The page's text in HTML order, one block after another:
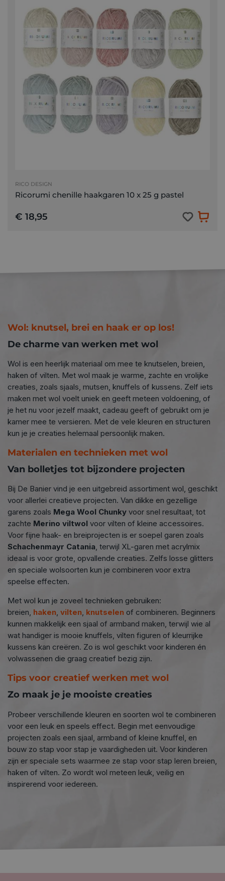
RICO DESIGN
Ricorumi chenille haakgaren 10 x 25 g pastel
€ 18,95
Wol: knutsel, brei en haak er op los!
De charme van werken met wol
Wol is een heerlijk materiaal om mee te knutselen, breien,
haken of vilten. Met wol maak je warme, zachte en vrolijke
creaties, zoals sjaals, mutsen, knuffels of kussens. Zelf iets
maken met wol voelt uniek en geeft meteen voldoening, of
je het nu voor jezelf maakt, cadeau geeft of gebruikt om je
kamer mee te versieren. Met de vele kleuren en structuren
kun je je creaties helemaal persoonlijk maken.
Materialen en technieken met wol
Van bolletjes tot bijzondere projecten
Bij De Banier vind je een uitgebreid assortiment wol, geschikt
voor allerlei creatieve projecten. Van dikke en gezellige
garens zoals Mega Wool Chunky voor snel resultaat, tot
zachte Merino viltwol voor vilten of kleine accessoires.
Voor fijne haak- en breiprojecten is er soepel garen zoals
Schachenmayr Catania, terwijl XL-garen met acrylmix
ideaal is voor grote, opvallende creaties. Zelfs losse glitters
en speciale wolsoorten kun je combineren voor extra
speelse effecten.
Met wol kun je zoveel technieken gebruiken:
breien, haken, vilten, knutselen of combineren. Beginners
kunnen makkelijk een sjaal of armband maken, terwijl wie al
wat handiger is mooie knuffels, vilten figuren of kleurrijke
kussens kan creëren. Zo is wol geschikt voor kinderen én
volwassenen die graag creatief bezig zijn.
Tips voor creatief werken met wol
Zo maak je je mooiste creaties
Probeer verschillende kleuren en soorten wol te combineren
voor een leuk en speels effect. Begin met eenvoudige
projecten zoals een sjaal, armband of kleine knuffel, en
bouw zo stap voor stap je vaardigheden uit. Voor kinderen
zijn er speciale sets waarmee ze stap voor stap leren breien,
haken of vilten. Zo wordt wol meteen leuk, veilig en
inspirerend voor iedereen.